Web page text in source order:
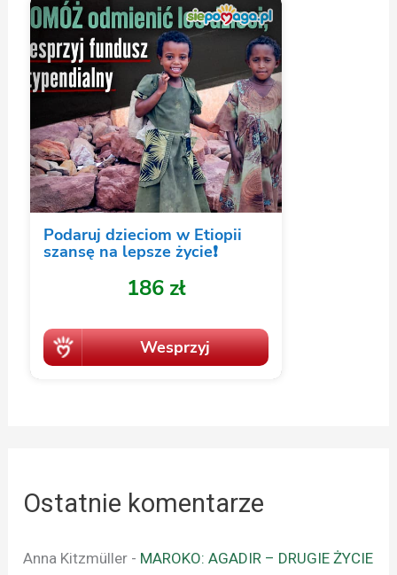
Ostatnie komentarze
Anna Kitzmüller - MAROKO: AGADIR – DRUGIE ŻYCIE